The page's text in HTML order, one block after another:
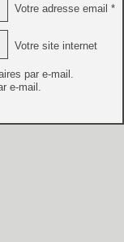
Votre adresse email *
Votre site internet
par e-mail.
e-mail.